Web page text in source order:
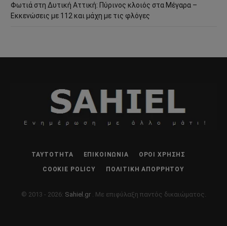
Φωτιά στη Δυτική Αττική: Πύρινος κλοιός στα Μέγαρα –
Εκκενώσεις με 112 και μάχη με τις φλόγες
ΤΑΥΤΌΤΗΤΑ ΕΠΙΚΟΙΝΩΝΊΑ ΌΡΟΙ ΧΡΉΣΗΣ
COOKIE POLICY ΠΟΛΙΤΙΚΉ ΑΠΟΡΡΉΤΟΥ
© 2013 - 2026: Sahiel.gr . Με επιφύλαξη παντός δικαιώματος.